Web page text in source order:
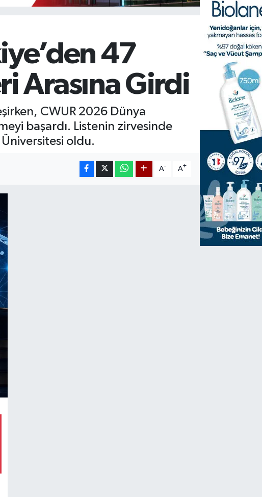
47
Arasına Girdi
CWUR 2026 Dünya
başardı. Listenin zirvesinde
Üniversitesi oldu.
A- A+